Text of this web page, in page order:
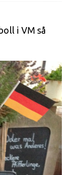
i VM så